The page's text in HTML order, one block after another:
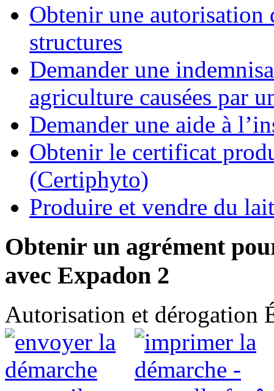
Obtenir une autorisation
structures
Demander une
agriculture causées par
Demander une aide à
Obtenir le certificat
(Certiphyto)
Produire et vendre du
Obtenir un agrément
avec Expadon 2
Autorisation et dérogation